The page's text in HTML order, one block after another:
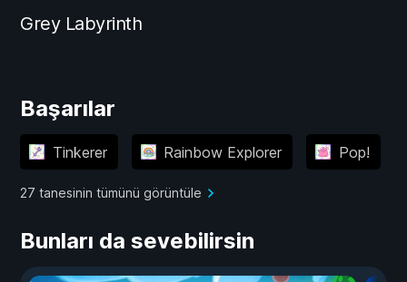
Grey Labyrinth
Başarılar
Tinkerer Rainbow Explorer Pop!
27 tanesinin tümünü görüntüle
Bunları da sevebilirsin